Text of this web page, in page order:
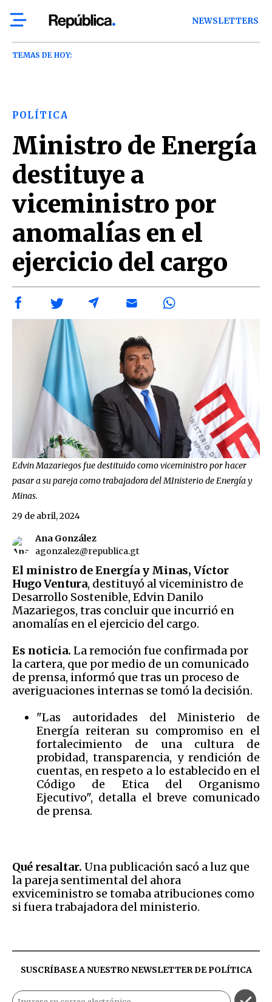
NEWSLETTERS
TEMAS DE HOY:
POLÍTICA
Ministro de Energía
destituye a
viceministro por
anomalías en el
ejercicio del cargo
Edvin Mazariegos fue destituido como viceministro por hacer
pasar a su pareja como trabajadora del MInisterio de Energía y
Minas.
Ana González
agonzalez@republica.gt
29 de abril, 2024
El ministro de Energía y Minas, Víctor
Hugo Ventura, destituyó al viceministro de
Desarrollo Sostenible, Edvin Danilo
Mazariegos, tras concluir que incurrió en
anomalías en el ejercicio del cargo.
Es noticia. La remoción fue confirmada por
la cartera, que por medio de un comunicado
de prensa, informó que tras un proceso de
averiguaciones internas se tomó la decisión.
"Las autoridades del Ministerio de
Energía reiteran su compromiso en el
fortalecimiento de una cultura de
probidad, transparencia, y rendición de
cuentas, en respeto a lo establecido en el
Código de Etica del Organismo
Ejecutivo", detalla el breve comunicado
de prensa.
Qué resaltar. Una publicación sacó a luz que
la pareja sentimental del ahora
exviceministro se tomaba atribuciones como
si fuera trabajadora del ministerio.
SUSCRÍBASE A NUESTRO NEWSLETTER DEPOLÍTICA